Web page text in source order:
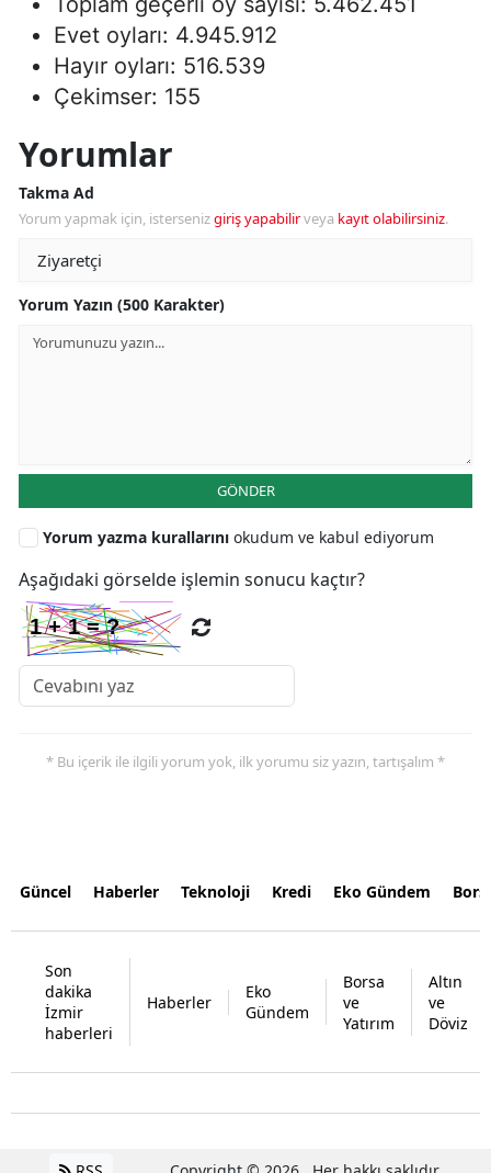
Evet oyları: 4.945.912
Hayır oyları: 516.539
Çekimser: 155
Yorumlar
Takma Ad
Yorum yapmak için, istersenizgiriş yapabilirveya kayıt olabilirsiniz.
Yorum Yazın (500 Karakter)
GÖNDER
Yorum yazma kurallarını okudum ve kabul ediyorum
Aşağıdaki görselde işlemin sonucu kaçtır?
* Bu içerik ile ilgili yorum yok, ilk yorumu siz yazın, tartışalım *
Güncel Haberler Teknoloji Kredi Eko Gündem
Son
dakika
İzmir
haberleri
Haberler
Eko
Gündem
Borsa
ve
Yatırım
Altın
ve
Döviz